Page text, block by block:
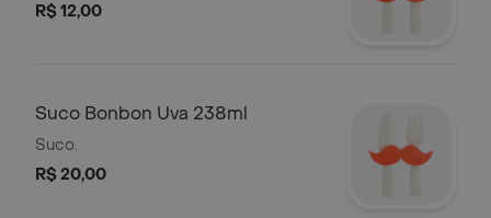
R$ 12,00
Suco Bonbon Uva 238ml
Suco.
R$ 20,00